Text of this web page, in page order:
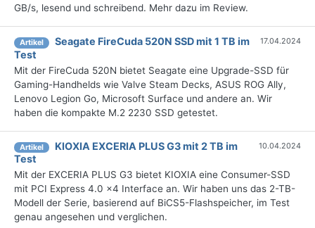
GB/s, lesend und schreibend. Mehr dazu im Review.
Artikel
Seagate FireCuda 520N SSD mit 1 TB im
Test
17.04.2024
Mit der FireCuda 520N bietet Seagate eine Upgrade-SSD für
Gaming-Handhelds wie Valve Steam Decks, ASUS ROG Ally,
Lenovo Legion Go, Microsoft Surface und andere an. Wir
haben die kompakte M.2 2230 SSD getestet.
Artikel
KIOXIA EXCERIA PLUS G3 mit 2 TB im
Test
10.04.2024
Mit der EXCERIA PLUS G3 bietet KIOXIA eine Consumer-SSD
mit PCI Express 4.0 x4 Interface an. Wir haben uns das 2-TB-
Modell der Serie, basierend auf BiCS5-Flashspeicher, im Test
genau angesehen und verglichen.